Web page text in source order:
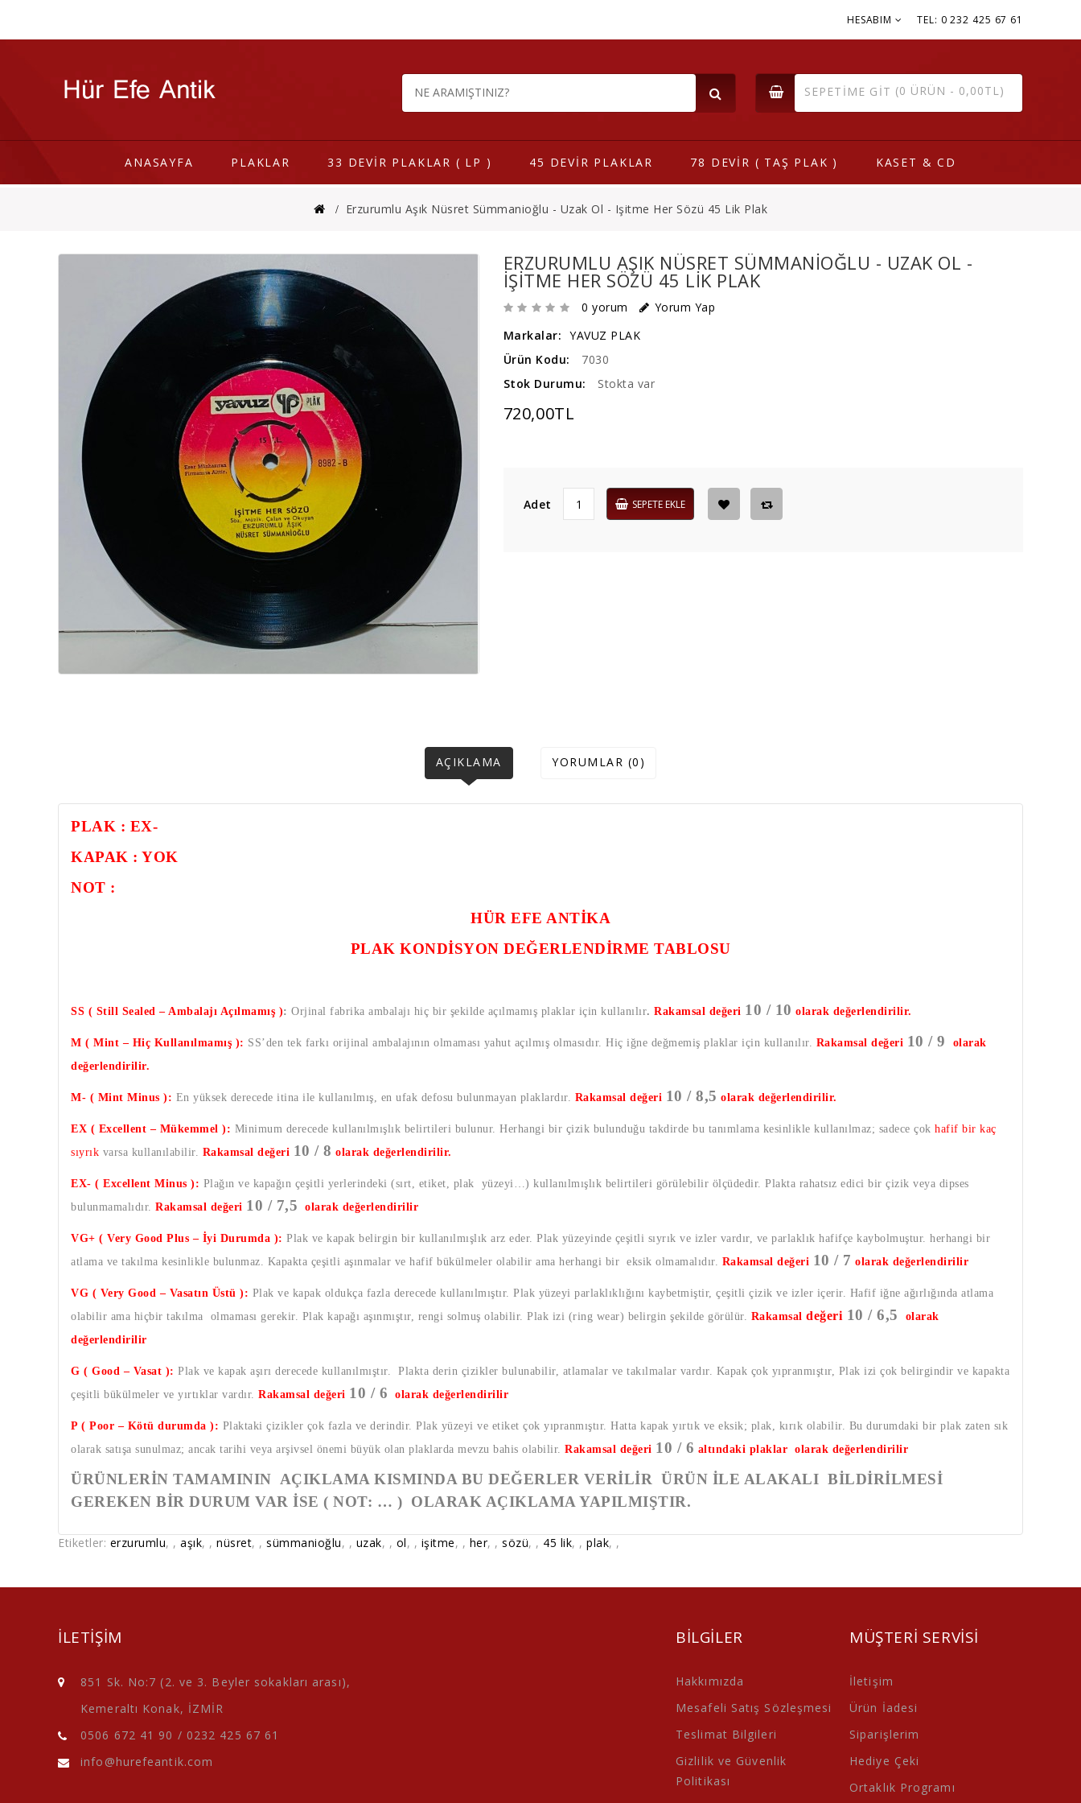
TEL: 0 232 425 67 61
HESABIM
SEPETIME GIT (0 ÜRÜN - 0,00TL)
ANASAYFA PLAKLAR 33 DEVİR PLAKLAR ( LP ) 45 DEVİR PLAKLAR 78 DEVİR ( TAŞ PLAK ) KASET & CD
Erzurumlu Aşık Nüsret Sümmanioğlu - Uzak Ol - Işitme Her Sözü 45 Lik Plak
ERZURUMLU AŞIK NÜSRET SÜMMANIOĞLU - UZAK OL -
IŞITME HER SÖZÜ 45 LIK PLAK
0 yorum
Yorum Yap
Markalar: YAVUZ PLAK
Ürün Kodu:
7030
Stok Durumu:
Stokta var
720,00TL
Adet SEPETE EKLE
AÇIKLAMA YORUMLAR (0)
PLAK : EX-
KAPAK : YOK
NOT :
HÜR EFE ANTİKA
PLAK KONDİSYON DEĞERLENDİRME TABLOSU
SS ( Still Sealed – Ambalajı Açılmamış ): Orjinal fabrika ambalajı hiç bir şekilde açılmamış plaklar için kullanılır. Rakamsal değeri 10 / 10 olarak değerlendirilir.
M ( Mint – Hiç Kullanılmamış ): SS’den tek farkı orijinal ambalajının olmaması yahut açılmış olmasıdır. Hiç iğne değmemiş plaklar için kullanılır. Rakamsal değeri 10 / 9
olarak
değerlendirilir.
M- ( Mint Minus ): En yüksek derecede itina ile kullanılmış, en ufak defosu bulunmayan plaklardır. Rakamsal değeri 10 / 8,5 olarak değerlendirilir.
EX ( Excellent – Mükemmel ): Minimum derecede kullanılmışlık belirtileri bulunur. Herhangi bir çizik bulunduğu takdirde bu tanımlama kesinlikle kullanılmaz; sadece çok hafif bir kaç
sıyrık varsa kullanılabilir. Rakamsal değeri 10 / 8 olarak değerlendirilir.
EX- ( Excellent Minus ): Plağın ve kapağın çeşitli yerlerindeki (sırt, etiket, plak yüzeyi…) kullanılmışlık belirtileri görülebilir ölçüdedir. Plakta rahatsız edici bir çizik veya dipses
bulunmamalıdır. Rakamsal değeri 10 / 7,5 olarak değerlendirilir
VG+ ( Very Good Plus – İyi Durumda ): Plak ve kapak belirgin bir kullanılmışlık arz eder. Plak yüzeyinde çeşitli sıyrık ve izler vardır, ve parlaklık hafifçe kaybolmuştur. herhangi bir
atlama ve takılma kesinlikle bulunmaz. Kapakta çeşitli aşınmalar ve hafif bükülmeler olabilir ama herhangi bir eksik olmamalıdır. Rakamsal değeri 10 / 7 olarak değerlendirilir
VG ( Very Good – Vasatın Üstü ): Plak ve kapak oldukça fazla derecede kullanılmıştır. Plak yüzeyi parlaklıklığını kaybetmiştir, çeşitli çizik ve izler içerir. Hafif iğne ağırlığında atlama
olabilir ama hiçbir takılma olmaması gerekir. Plak kapağı aşınmıştır, rengi solmuş olabilir. Plak izi (ring wear) belirgin şekilde görülür. Rakamsal değeri 10 / 6,5
olarak
değerlendirilir
G ( Good – Vasat ): Plak ve kapak aşırı derecede kullanılmıştır. Plakta derin çizikler bulunabilir, atlamalar ve takılmalar vardır. Kapak çok yıpranmıştır, Plak izi çok belirgindir ve kapakta
çeşitli bükülmeler ve yırtıklar vardır. Rakamsal değeri 10 / 6 olarak değerlendirilir
P ( Poor – Kötü durumda ): Plaktaki çizikler çok fazla ve derindir. Plak yüzeyi ve etiket çok yıpranmıştır. Hatta kapak yırtık ve eksik; plak, kırık olabilir. Bu durumdaki bir plak zaten sık
olarak satışa sunulmaz; ancak tarihi veya arşivsel önemi büyük olan plaklarda mevzu bahis olabilir. Rakamsal değeri 10 / 6 altındaki plaklar olarak değerlendirilir
ÜRÜNLERİN TAMAMININ AÇIKLAMA KISMINDA BU DEĞERLER VERİLİR ÜRÜN İLE ALAKALI BİLDİRİLMESİ
GEREKEN BİR DURUM VAR İSE ( NOT: … ) OLARAK AÇIKLAMA YAPILMIŞTIR.
Etiketler: erzurumlu, , aşık, , nüsret, , sümmanioğlu, , uzak, , ol, , işitme, , her, , sözü, , 45 lik, , plak, ,
ILETIŞIM
851 Sk. No:7 (2. ve 3. Beyler sokakları arası),
Kemeraltı Konak, İZMİR
0506 672 41 90 / 0232 425 67 61
info@hurefeantik.com
BILGILER
Hakkımızda
Mesafeli Satış Sözleşmesi
Teslimat Bilgileri
Gizlilik ve Güvenlik
Politikası
MÜŞTERI SERVISI
İletişim
Ürün İadesi
Siparişlerim
Hediye Çeki
Ortaklık Programı